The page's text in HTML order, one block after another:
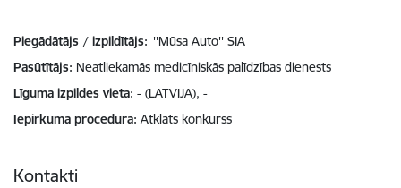
Piegādātājs / izpildītājs: ''Mūsa Auto'' SIA
Pasūtītājs Neatliekamās medicīniskās palīdzības dienests
Līguma izpildes vieta - (LATVIJA), -
Iepirkuma procedūra Atklāts konkurss
Kontakti